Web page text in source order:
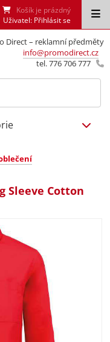
Direct – reklamní předměty
info@promodirect.cz
tel. 776 706 777
Košík je prázdný
Uživatel: Přihlásit se
Sleeve Cotton